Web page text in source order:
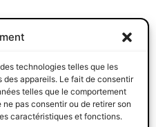
technologies telles que les
appareils. Le fait de consentir
telles que le comportement
pas consentir ou de retirer son
caractéristiques et fonctions.